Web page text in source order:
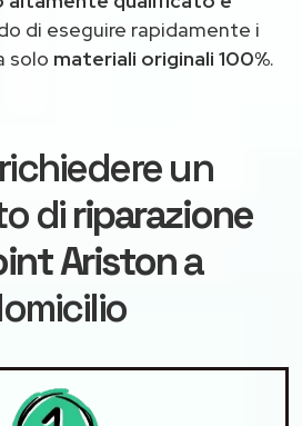
di eseguire rapidamente i
solo materiali originali 100%.
un
diriparazione
Aristona